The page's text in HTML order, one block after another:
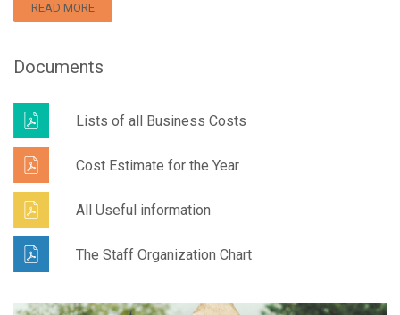
READ MORE
Documents
Lists of all Business Costs
Cost Estimate for the Year
All Useful information
The Staff Organization Chart